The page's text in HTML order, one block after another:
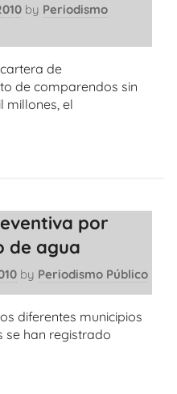
by Periodismo
de
de comparendos sin
millones, el
por
de agua
by Periodismo Público
diferentes municipios
se han registrado